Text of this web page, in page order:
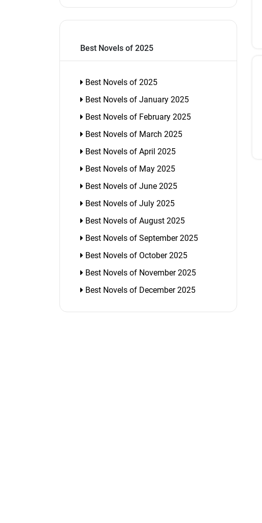
Best Novels of 2025
Best Novels of 2025
Best Novels of January 2025
Best Novels of February 2025
Best Novels of March 2025
Best Novels of April 2025
Best Novels of May 2025
Best Novels of June 2025
Best Novels of July 2025
Best Novels of August 2025
Best Novels of September 2025
Best Novels of October 2025
Best Novels of November 2025
Best Novels of December 2025